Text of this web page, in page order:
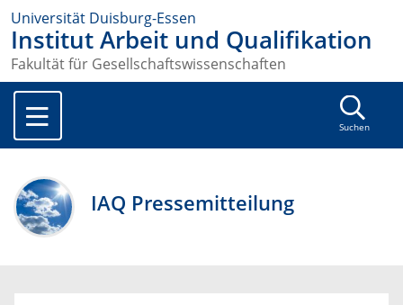
Universität Duisburg-Essen
Institut Arbeit und Qualifikation
Fakultät für Gesellschaftswissenschaften
Suchen
IAQ Pressemitteilung